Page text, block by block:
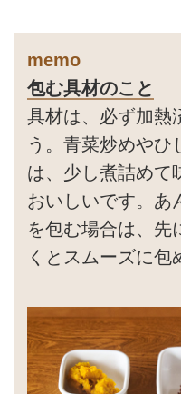
memo
包む具材のこと
具材は、必ず加熱
う。青菜炒めやひ
は、少し煮詰めて
おいしいです。あ
を包む場合は、先
くとスムーズに包